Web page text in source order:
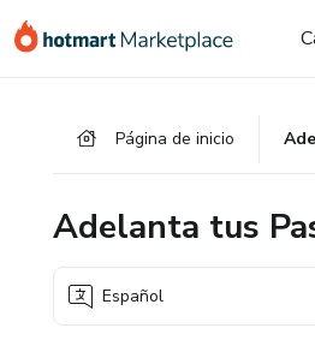
Página de inicio
Adelanta tus
Español